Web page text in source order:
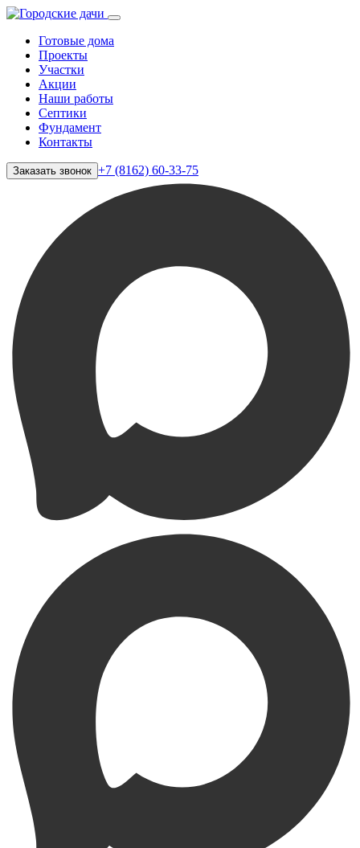
Готовые дома
Проекты
Участки
Акции
Наши работы
Септики
Фундамент
Контакты
Заказать звонок +7 (8162) 60-33-75